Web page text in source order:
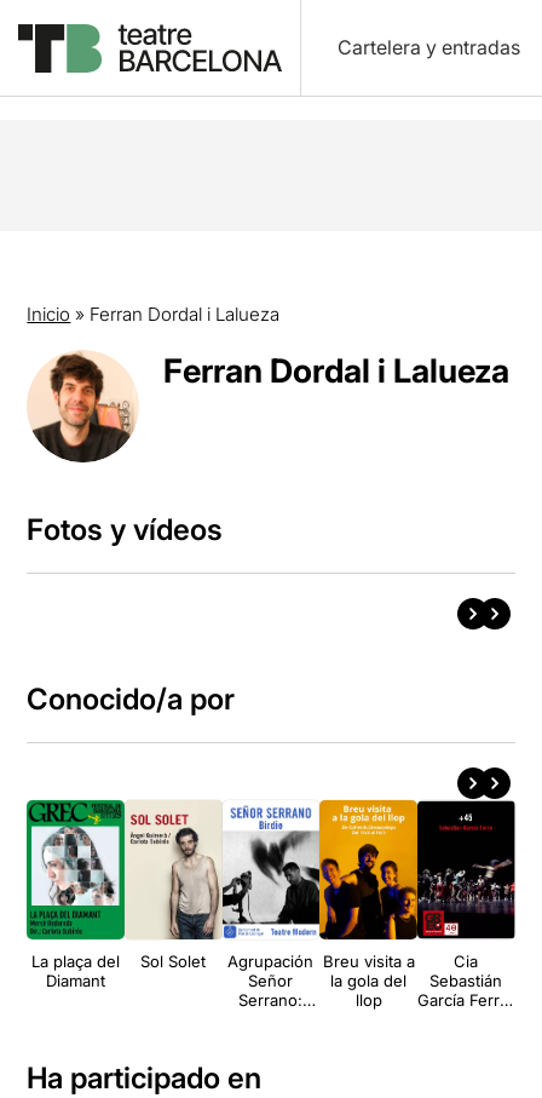
Cartelera y entradas
Inicio » Ferran Dordal i Lalueza
Ferran Dordal i Lalueza
Fotos y vídeos
Conocido/a por
La plaça del
Diamant
Sol Solet
Agrupación
Señor
Serrano:
Breu visita a
la gola del
llop
Cia
Sebastián
García Ferro:
Ha participado en